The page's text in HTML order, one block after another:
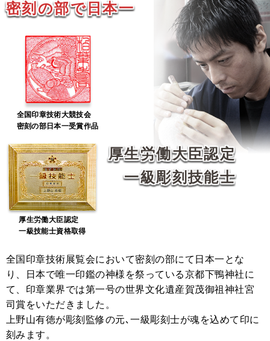
密刻の部で日本一
全国印章技術大競技会
密刻の部日本一受賞作品
厚生労働大臣認定
一級技能士資格取得
厚生労働大臣認定
一級彫刻技能士
全国印章技術展覧会において密刻の部にて日本一とな
り、日本で唯一印鑑の神様を祭っている京都下鴨神社に
て、印章業界では第一号の世界文化遺産賀茂御祖神社宮
司賞をいただきました。
上野山有徳が彫刻監修の元､一級彫刻士が魂を込めて印に
刻みます。